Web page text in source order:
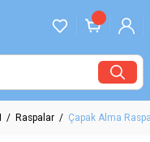
Raspalar Çapak Alma